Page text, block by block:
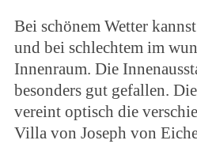
Bei schönem Wetter
und bei schlechtem im
Innenraum. Die
besonders gut gefallen.
vereint optisch die
Villa von Joseph von